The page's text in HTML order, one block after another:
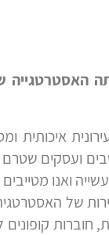
האסטרטגייה
שטרם
ואנו
של
חוברות